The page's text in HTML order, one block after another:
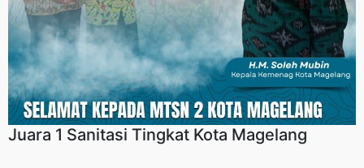
Juara 1 Sanitasi Tingkat Kota Magelang